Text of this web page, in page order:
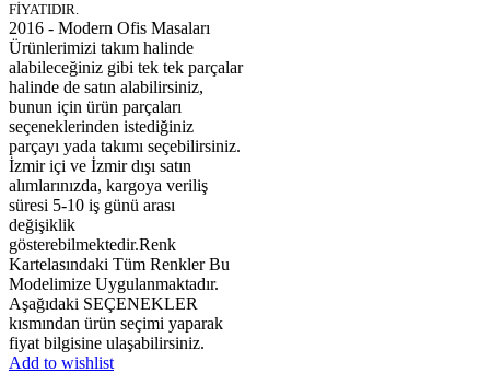
FİYATIDIR.
2016 - Modern Ofis Masaları
Ürünlerimizi takım halinde
alabileceğiniz gibi tek tek parçalar
halinde de satın alabilirsiniz,
bunun için ürün parçaları
seçeneklerinden istediğiniz
parçayı yada takımı seçebilirsiniz.
İzmir içi ve İzmir dışı satın
alımlarınızda, kargoya veriliş
süresi 5-10 iş günü arası
değişiklik
gösterebilmektedir.Renk
Kartelasındaki Tüm Renkler Bu
Modelimize Uygulanmaktadır.
Aşağıdaki SEÇENEKLER
kısmından ürün seçimi yaparak
fiyat bilgisine ulaşabilirsiniz.
Add to wishlist